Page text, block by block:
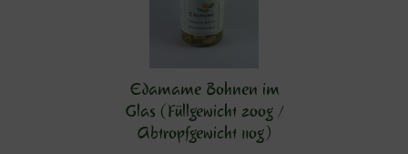
Edamame Bohnen im
Glas (Füllgewicht 200g /
Abtropfgewicht 110g)